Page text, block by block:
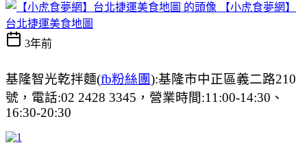
【小虎食夢網】
台北捷運美食地圖
3年前
基隆智光乾拌麵(fb粉絲團):基隆市中正區義二路210
號，電話:02 2428 3345，營業時間:11:00-14:30、
16:30-20:30